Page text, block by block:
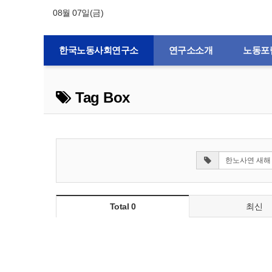
08월 07일(금)
한국노동사회연구소 연구소소개 노동포
Tag Box
Total 0 최신